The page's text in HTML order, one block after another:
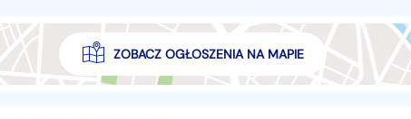
ZOBACZ OGŁOSZENIA NA MAPIE